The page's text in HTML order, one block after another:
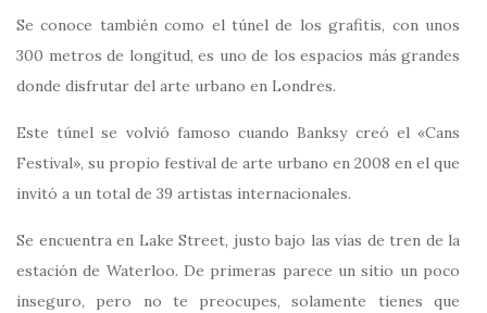
Se conoce también como el túnel de los grafitis, con unos
300 metros de longitud, es uno de los espacios más grandes
donde disfrutar del arte urbano en Londres.
Este túnel se volvió famoso cuando Banksy creó el «Cans
Festival», su propio festival de arte urbano en 2008 en el que
invitó a un total de 39 artistas internacionales.
Se encuentra en Lake Street, justo bajo las vías de tren de la
estación de Waterloo. De primeras parece un sitio un poco
inseguro, pero no te preocupes, solamente tienes que